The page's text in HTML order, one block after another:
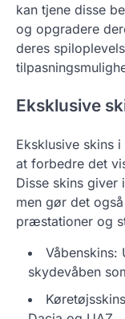
kan tjene disse
og opgradere
deres
Eksklusive
Eksklusive skins i
at forbedre det
Disse skins
men gør det
præstationer og
skydevåben